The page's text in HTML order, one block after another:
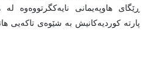
ڕێگای هاوپەیمانی نایەکگرتووەوە
پارتە کوردیەکانیش بە شێوەی تاکەیی